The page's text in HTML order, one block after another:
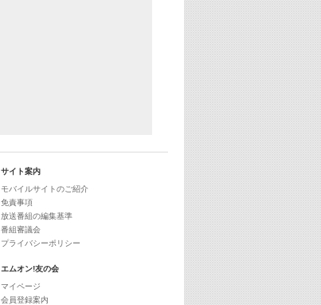
サイト案内
モバイルサイトのご紹介
免責事項
放送番組の編集基準
番組審議会
プライバシーポリシー
エムオン!友の会
マイページ
会員登録案内